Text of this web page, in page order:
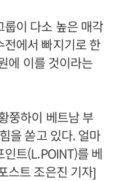
이 다소 높은 매각
에서 빠지기로 한
에 이를 것이라는
쭝하이 베트남 부
을 쏟고 있다. 얼마
트(L.POINT)를 베
스트 조은진 기자]